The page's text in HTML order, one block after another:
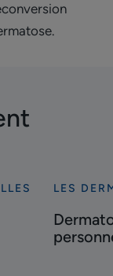
Découvrir
LES